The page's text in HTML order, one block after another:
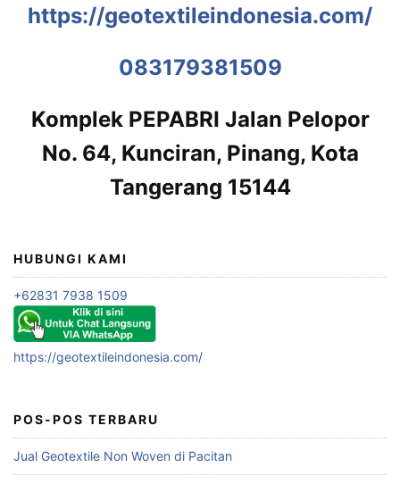
https://geotextileindonesia.com/
083179381509
Komplek PEPABRI Jalan Pelopor
No. 64, Kunciran, Pinang, Kota
Tangerang 15144
HUBUNGI KAMI
+62831 7938 1509
https://geotextileindonesia.com/
POS-POS TERBARU
Jual Geotextile Non Woven di Pacitan